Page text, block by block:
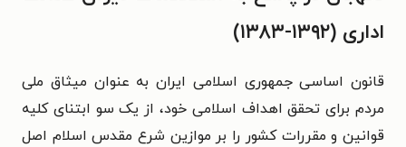
اداری (۱۳۹۲-۱۳۸۳)
قانون اساسی جمهوری اسلامی ایران به عنوان میثاق ملی
مردم برای تحقق اهداف اسلامی خود، از یک سو ابتنای کلیه
قوانین و مقررات کشور را بر موازین شرع مقدس اسلام اصل